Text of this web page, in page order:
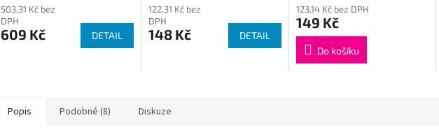
503,31 Kč bez
DPH
609 Kč DETAIL
122,31 Kč bez
DPH
148 Kč DETAIL
123,14 Kč bez DPH
149 Kč
Do košíku
Popis Podobné (8) Diskuze